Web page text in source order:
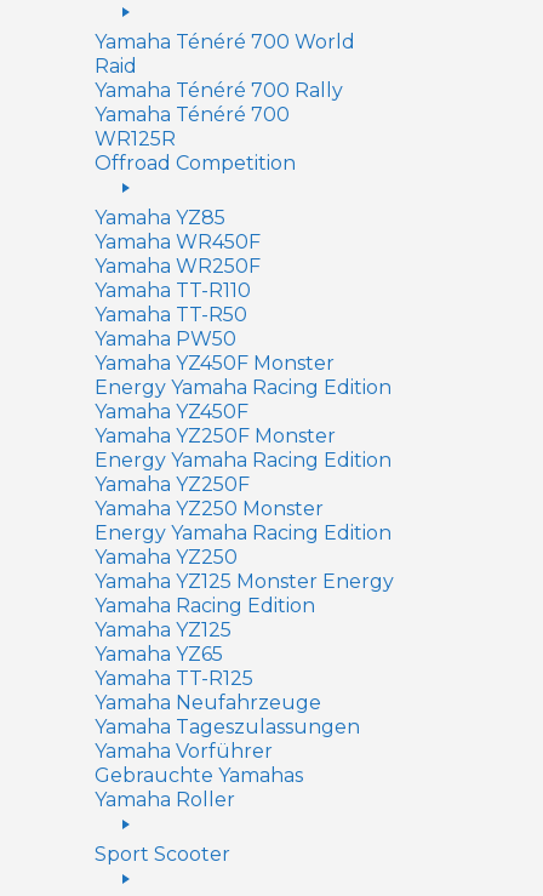
Yamaha Ténéré 700 World
Raid
Yamaha Ténéré 700 Rally
Yamaha Ténéré 700
WR125R
Offroad Competition
Yamaha YZ85
Yamaha WR450F
Yamaha WR250F
Yamaha TT-R110
Yamaha TT-R50
Yamaha PW50
Yamaha YZ450F Monster
Energy Yamaha Racing Edition
Yamaha YZ450F
Yamaha YZ250F Monster
Energy Yamaha Racing Edition
Yamaha YZ250F
Yamaha YZ250 Monster
Energy Yamaha Racing Edition
Yamaha YZ250
Yamaha YZ125 Monster Energy
Yamaha Racing Edition
Yamaha YZ125
Yamaha YZ65
Yamaha TT-R125
Yamaha Neufahrzeuge
Yamaha Tageszulassungen
Yamaha Vorführer
Gebrauchte Yamahas
Yamaha Roller
Sport Scooter